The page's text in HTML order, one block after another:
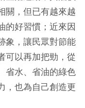
關，但已有越來越
的好習慣；近來因
象，讓民眾對節能
可以再加把勁，從
省水、省油的綠色
，也為自己創造更